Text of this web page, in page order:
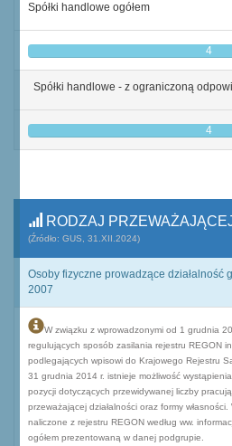
Spółki handlowe ogółem
4
Spółki handlowe - z ograniczoną
4
RODZAJ
(Źródło: GUS, 31.XII.2024)
Osoby fizyczne prowadzące działalność
2007
W związku z wprowadzonymi od 1 grudnia
regulujących sposób zasilania rejestru REGON
podlegających wpisowi do Krajowego Rejestru
31 grudnia 2014 r. istnieje możliwość
pozycji dotyczących przewidywanej liczby
przeważającej działalności oraz formy
naliczone z rejestru REGON według ww.
ogółem prezentowaną w danej podgrupie.